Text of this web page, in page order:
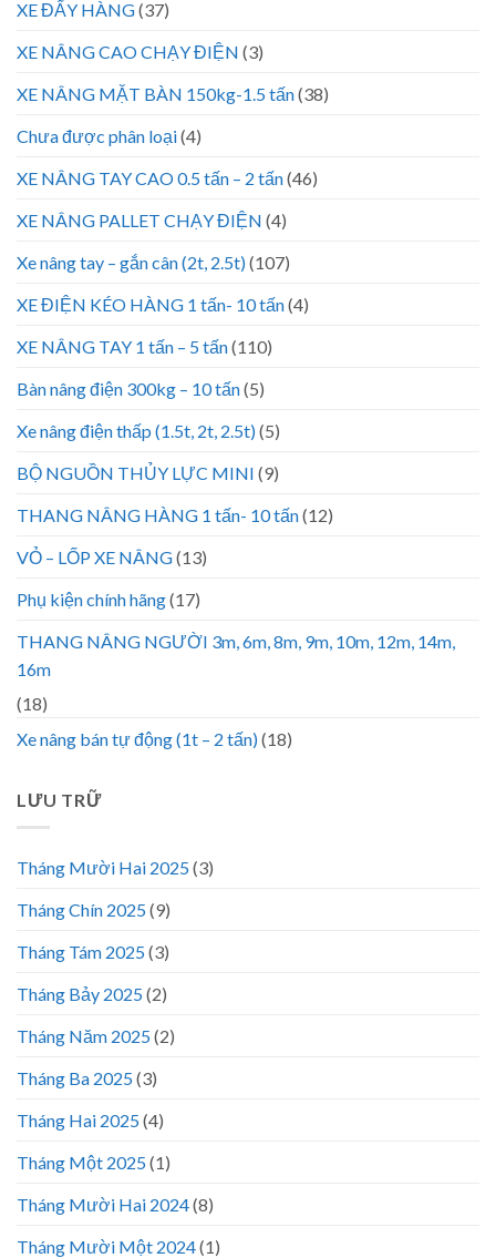
XE ĐẨY HÀNG(37)
XE NÂNG CAO CHẠY ĐIỆN (3)
XE NÂNG MẶT BÀN 150kg-1.5 tấn(38)
Chưa được phân loại(4)
XE NÂNG TAY CAO 0.5 tấn – 2 tấn(46)
XE NÂNG PALLET CHẠY ĐIỆN (4)
Xe nâng tay – gắn cân (2t, 2.5t)(107)
XE ĐIỆN KÉO HÀNG 1 tấn- 10 tấn(4)
XE NÂNG TAY 1 tấn – 5 tấn(110)
Bàn nâng điện 300kg – 10 tấn(5)
Xe nâng điện thấp (1.5t, 2t, 2.5t)(5)
BỘ NGUỒN THỦY LỰC MINI (9)
THANG NÂNG HÀNG 1 tấn- 10 tấn(12)
VỎ – LỐP XE NÂNG(13)
Phụ kiện chính hãng(17)
THANG NÂNG NGƯỜI 3m, 6m, 8m, 9m, 10m, 12m, 14m,
16m
(18)
Xe nâng bán tự động (1t – 2 tấn)(18)
LƯU TRỮ
Tháng Mười Hai 2025(3)
Tháng Chín 2025(9)
Tháng Tám 2025(3)
Tháng Bảy 2025(2)
Tháng Năm 2025(2)
Tháng Ba 2025(3)
Tháng Hai 2025(4)
Tháng Một 2025(1)
Tháng Mười Hai 2024(8)
Tháng Mười Một 2024(1)